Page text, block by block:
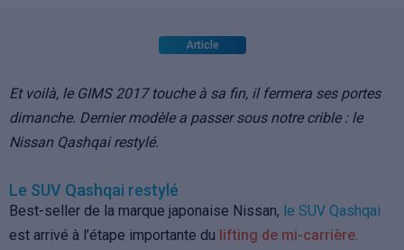
Article
Et voilà, le GIMS 2017 touche à sa fin, il fermera ses portes
dimanche. Dernier modèle a passer sous notre crible : le
Nissan Qashqai restylé.
Le SUV Qashqai restylé
Best-seller de la marque japonaise Nissan, le SUV Qashqai
est arrivé à l’étape importante du lifting de mi-carrière.